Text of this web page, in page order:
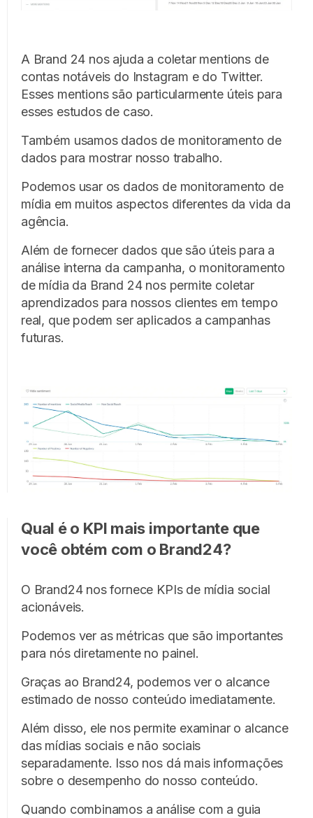
A Brand 24 nos ajuda a coletar mentions de
contas notáveis do Instagram e do Twitter.
Esses mentions são particularmente úteis para
esses estudos de caso.
Também usamos dados de monitoramento de
dados para mostrar nosso trabalho.
Podemos usar os dados de monitoramento de
mídia em muitos aspectos diferentes da vida da
agência.
Além de fornecer dados que são úteis para a
análise interna da campanha, o monitoramento
de mídia da Brand 24 nos permite coletar
aprendizados para nossos clientes em tempo
real, que podem ser aplicados a campanhas
futuras.
Qual é o KPI mais importante que
você obtém com o Brand24?
O Brand24 nos fornece KPIs de mídia social
acionáveis.
Podemos ver as métricas que são importantes
para nós diretamente no painel.
Graças ao Brand24, podemos ver o alcance
estimado de nosso conteúdo imediatamente.
Além disso, ele nos permite examinar o alcance
das mídias sociais e não sociais
separadamente. Isso nos dá mais informações
sobre o desempenho do nosso conteúdo.
Quando combinamos a análise com a guia